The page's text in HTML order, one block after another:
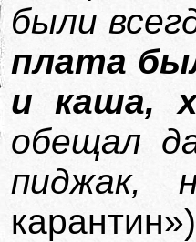
были
плата
и каша,
обещал
пиджак,